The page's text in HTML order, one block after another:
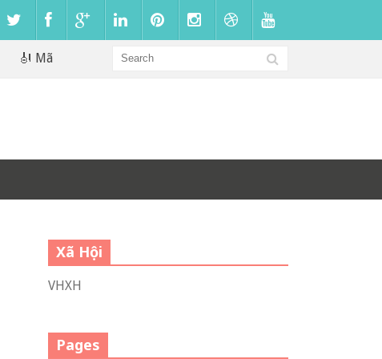
🎻 Mã Hóa Vận Mệnh Câu chuyện về nỗi sợ của ông
Xã Hội
VHXH
Pages